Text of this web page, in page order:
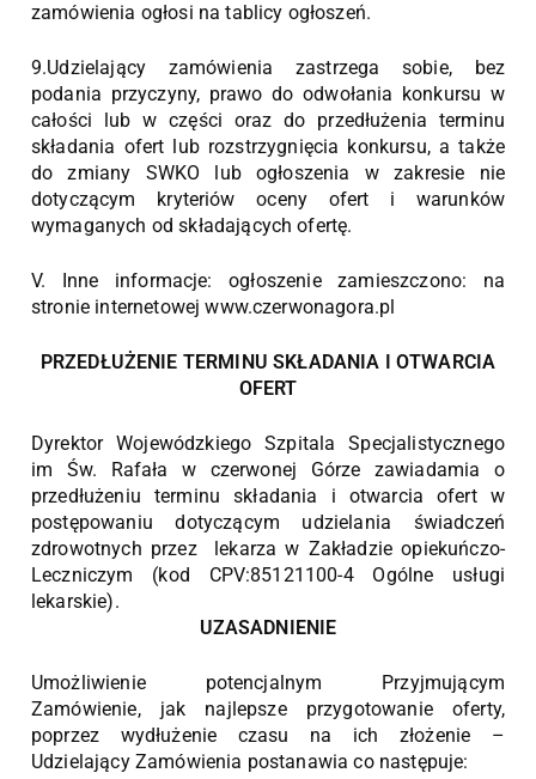
zamówienia ogłosi na tablicy ogłoszeń.
9.Udzielający zamówienia zastrzega sobie, bez
podania przyczyny, prawo do odwołania konkursu w
całości lub w części oraz do przedłużenia terminu
składania ofert lub rozstrzygnięcia konkursu, a także
do zmiany SWKO lub ogłoszenia w zakresie nie
dotyczącym kryteriów oceny ofert i warunków
wymaganych od składających ofertę.
V. Inne informacje: ogłoszenie zamieszczono: na
stronie internetowej www.czerwonagora.pl
PRZEDŁUŻENIE TERMINU SKŁADANIA I OTWARCIA
OFERT
Dyrektor Wojewódzkiego Szpitala Specjalistycznego
im Św. Rafała w czerwonej Górze zawiadamia o
przedłużeniu terminu składania i otwarcia ofert w
postępowaniu dotyczącym udzielania świadczeń
zdrowotnych przez lekarza w Zakładzie opiekuńczo-
Leczniczym (kod CPV:85121100-4 Ogólne usługi
lekarskie).
UZASADNIENIE
Umożliwienie potencjalnym Przyjmującym
Zamówienie, jak najlepsze przygotowanie oferty,
poprzez wydłużenie czasu na ich złożenie –
Udzielający Zamówienia postanawia co następuje: